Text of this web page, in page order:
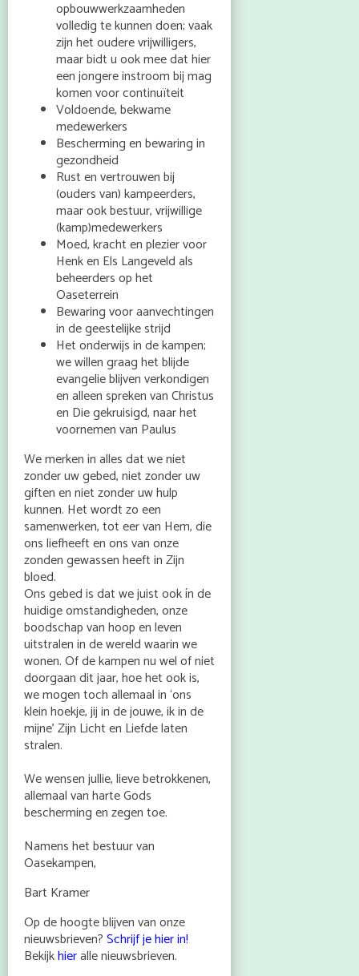
opbouwwerkzaamheden
volledig te kunnen doen; vaak
zijn het oudere vrijwilligers,
maar bidt u ook mee dat hier
een jongere instroom bij mag
komen voor continuïteit
Voldoende, bekwame
medewerkers
Bescherming en bewaring in
gezondheid
Rust en vertrouwen bij
(ouders van) kampeerders,
maar ook bestuur, vrijwillige
(kamp)medewerkers
Moed, kracht en plezier voor
Henk en Els Langeveld als
beheerders op het
Oaseterrein
Bewaring voor aanvechtingen
in de geestelijke strijd
Het onderwijs in de kampen;
we willen graag het blijde
evangelie blijven verkondigen
en alleen spreken van Christus
en Die gekruisigd, naar het
voornemen van Paulus
We merken in alles dat we niet
zonder uw gebed, niet zonder uw
giften en niet zonder uw hulp
kunnen. Het wordt zo een
samenwerken, tot eer van Hem, die
ons liefheeft en ons van onze
zonden gewassen heeft in Zijn
bloed.
Ons gebed is dat we juist ook ín de
huidige omstandigheden, onze
boodschap van hoop en leven
uitstralen in de wereld waarin we
wonen. Of de kampen nu wel of niet
doorgaan dit jaar, hoe het ook is,
we mogen toch allemaal in ‘ons
klein hoekje, jij in de jouwe, ik in de
mijne’ Zijn Licht en Liefde laten
stralen.
We wensen jullie, lieve betrokkenen,
allemaal van harte Gods
bescherming en zegen toe.
Namens het bestuur van
Oasekampen,
Bart Kramer
Op de hoogte blijven van onze
nieuwsbrieven?Schrijf je hier in!
Bekijkhieralle nieuwsbrieven.